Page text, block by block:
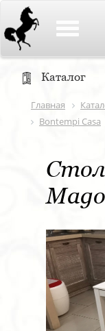
Каталог
Главная
Bontempi Casa
Стол